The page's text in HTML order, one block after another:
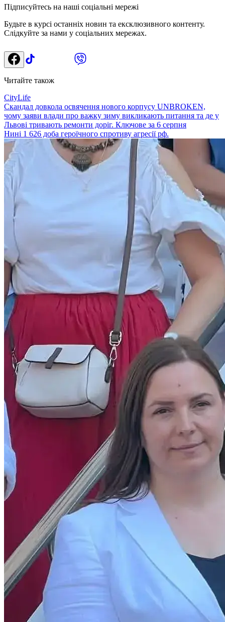
Підписуйтесь на наші соціальні мережі
Будьте в курсі останніх новин та ексклюзивного контенту.
Слідкуйте за нами у соціальних мережах.
Читайте також
CityLife
Скандал довкола освячення нового корпусу UNBROKEN,
чому заяви влади про важку зиму викликають питання та де у
Львові тривають ремонти доріг. Ключове за 6 серпня
Нині 1 626 доба героїчного спротиву агресії рф.